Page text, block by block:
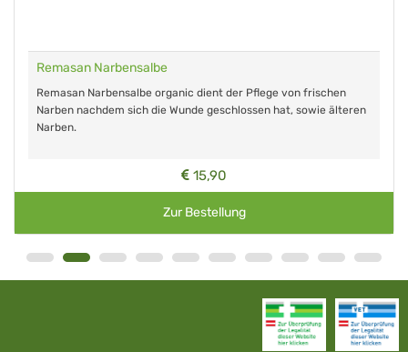
Remasan Narbensalbe
Remasan Narbensalbe organic dient der Pflege von frischen
Narben nachdem sich die Wunde geschlossen hat, sowie älteren
Narben.
15,90
Zur Bestellung